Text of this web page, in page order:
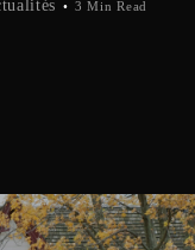
3 Min Read